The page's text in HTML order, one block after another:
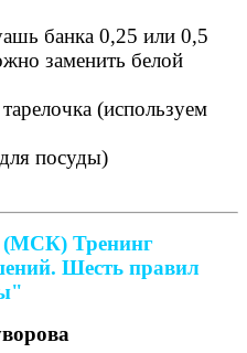
банка 0,25 или 0,5
заменить белой
(используем
посуды)
(МСК) Тренинг
Шесть правил